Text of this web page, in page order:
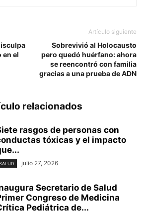
en el
Artículo siguiente
Sobrevivió al Holocausto
pero quedó huérfano: ahora
se reencontró con familia
gracias a una prueba de ADN
relacionados
rasgos de personas con
tóxicas y el impacto
julio 27, 2026
Secretario de Salud
Congreso de Medicina
Pediátrica de...